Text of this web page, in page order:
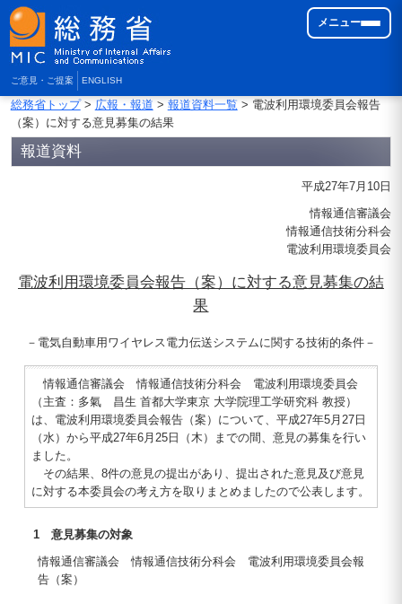
ご意見・ご提案 ENGLISH
メニュー
総務省トップ> 広報・報道 > 報道資料一覧> 電波利用環境委員会報告
（案）に対する意見募集の結果
報道資料
平成27年7月10日
情報通信審議会
情報通信技術分科会
電波利用環境委員会
電波利用環境委員会報告（案）に対する意見募集の結
果
－電気自動車用ワイヤレス電力伝送システムに関する技術的条件－
情報通信審議会 情報通信技術分科会 電波利用環境委員会
（主査：多氣 昌生 首都大学東京 大学院理工学研究科 教授）
は、電波利用環境委員会報告（案）について、平成27年5月27日
（水）から平成27年6月25日（木）までの間、意見の募集を行い
ました。
その結果、8件の意見の提出があり、提出された意見及び意見
に対する本委員会の考え方を取りまとめましたので公表します。
1 意見募集の対象
情報通信審議会 情報通信技術分科会 電波利用環境委員会報
告（案）